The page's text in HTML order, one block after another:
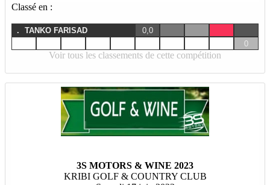
Classé en :
. TANKO FARISAD
0,0
0
Voir tous les classements de cette compétition
3S MOTORS & WINE 2023
KRIBI GOLF & COUNTRY CLUB